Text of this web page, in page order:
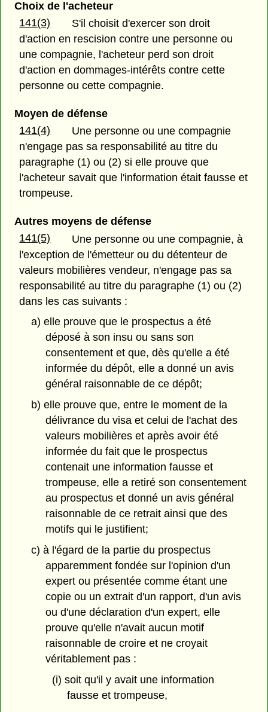
Choix de l'acheteur
141(3)
S'il choisit d'exercer son droit
d'action en rescision contre une personne ou
une compagnie, l'acheteur perd son droit
d'action en dommages-intérêts contre cette
personne ou cette compagnie.
Moyen de défense
141(4)
Une personne ou une compagnie
n'engage pas sa responsabilité au titre du
paragraphe (1) ou (2) si elle prouve que
l'acheteur savait que l'information était fausse et
trompeuse.
Autres moyens de défense
141(5)
Une personne ou une compagnie, à
l'exception de l'émetteur ou du détenteur de
valeurs mobilières vendeur, n'engage pas sa
responsabilité au titre du paragraphe (1) ou (2)
dans les cas suivants :
a) elle prouve que le prospectus a été
déposé à son insu ou sans son
consentement et que, dès qu'elle a été
informée du dépôt, elle a donné un avis
général raisonnable de ce dépôt;
b) elle prouve que, entre le moment de la
délivrance du visa et celui de l'achat des
valeurs mobilières et après avoir été
informée du fait que le prospectus
contenait une information fausse et
trompeuse, elle a retiré son consentement
au prospectus et donné un avis général
raisonnable de ce retrait ainsi que des
motifs qui le justifient;
c) à l'égard de la partie du prospectus
apparemment fondée sur l'opinion d'un
expert ou présentée comme étant une
copie ou un extrait d'un rapport, d'un avis
ou d'une déclaration d'un expert, elle
prouve qu'elle n'avait aucun motif
raisonnable de croire et ne croyait
véritablement pas :
(i) soit qu'il y avait une information
fausse et trompeuse,